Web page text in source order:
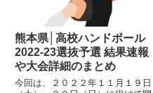
熊本県│高校ハンドボール
2022-23選抜予選 結果速報
や大会詳細のまとめ
今回は、２０２２年１１月１９日